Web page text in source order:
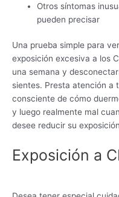
Otros síntomas
pueden precisar
Una prueba simple para
exposición excesiva a los
una semana y
sientes. Presta atención a
consciente de cómo
y luego realmente mal
desee reducir su
Exposición a